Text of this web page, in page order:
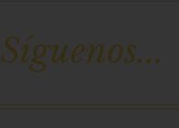
Síguenos...